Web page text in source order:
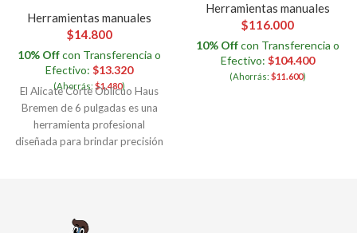
Herramientas manuales
$14.800
10% Offcon Transferencia o
Efectivo: $13.320
(Ahorrás: $1.480)
El Alicate Corte Oblicuo Haus
Bremen de 6 pulgadas es una
herramienta profesional
diseñada para brindar precisión
Herramientas manuales
$116.000
10% Offcon Transferencia o
Efectivo: $104.400
(Ahorrás: $11.600)